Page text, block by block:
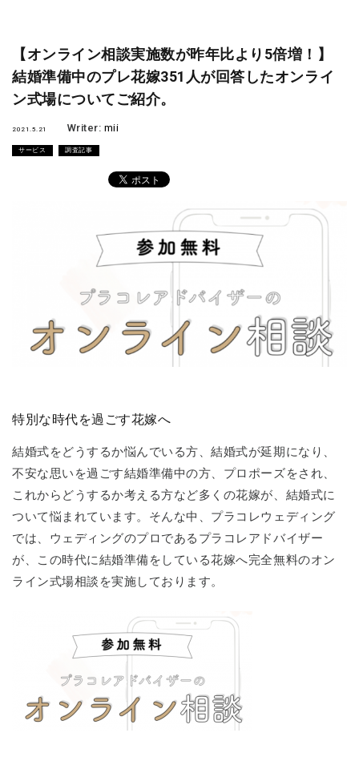
【オンライン相談実施数が昨年比より5倍増！】
結婚準備中のプレ花嫁351人が回答したオンライ
ン式場についてご紹介。
2021.5.21 Writer: mii
サービス 調査記事
特別な時代を過ごす花嫁へ
結婚式をどうするか悩んでいる方、結婚式が延期になり、
不安な思いを過ごす結婚準備中の方、プロポーズをされ、
これからどうするか考える方など多くの花嫁が、結婚式に
ついて悩まれています。そんな中、プラコレウェディング
では、ウェディングのプロであるプラコレアドバイザー
が、この時代に結婚準備をしている花嫁へ完全無料のオン
ライン式場相談を実施しております。